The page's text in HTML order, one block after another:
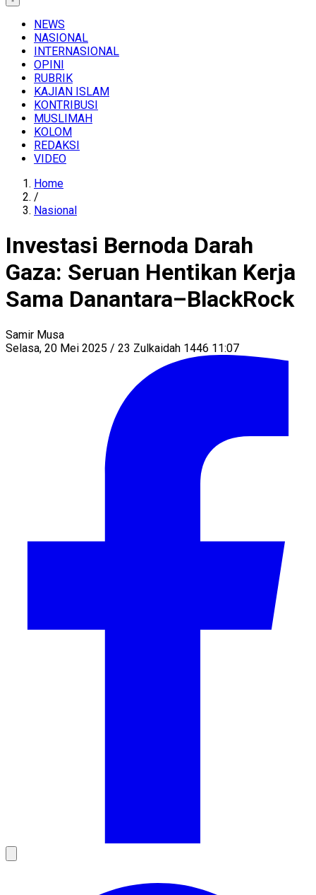
NEWS
NASIONAL
INTERNASIONAL
OPINI
RUBRIK
KAJIAN ISLAM
KONTRIBUSI
MUSLIMAH
KOLOM
REDAKSI
VIDEO
Home
/
Nasional
Investasi Bernoda Darah
Gaza: Seruan Hentikan Kerja
Sama Danantara–BlackRock
Samir Musa
Selasa, 20 Mei 2025 / 23 Zulkaidah 1446 11:07